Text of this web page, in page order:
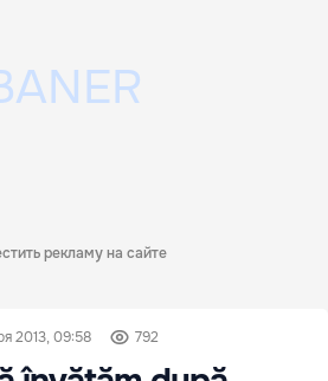
рекламу на сайте
2013, 09:58 792